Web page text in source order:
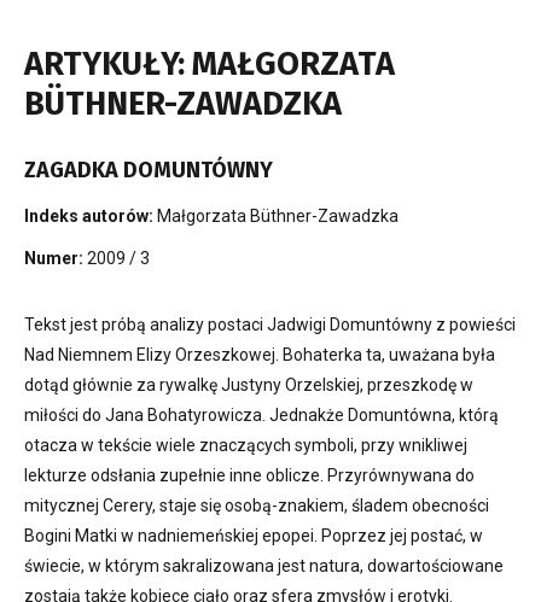
ARTYKUŁY: MAŁGORZATA
BÜTHNER-ZAWADZKA
ZAGADKA DOMUNTÓWNY
Indeks autorów: Małgorzata Büthner-Zawadzka
Numer: 2009 / 3
Tekst jest próbą analizy postaci Jadwigi Domuntówny z powieści
Nad Niemnem Elizy Orzeszkowej. Bohaterka ta, uważana była
dotąd głównie za rywalkę Justyny Orzelskiej, przeszkodę w
miłości do Jana Bohatyrowicza. Jednakże Domuntówna, którą
otacza w tekście wiele znaczących symboli, przy wnikliwej
lekturze odsłania zupełnie inne oblicze. Przyrównywana do
mitycznej Cerery, staje się osobą-znakiem, śladem obecności
Bogini Matki w nadniemeńskiej epopei. Poprzez jej postać, w
świecie, w którym sakralizowana jest natura, dowartościowane
zostają także kobiece ciało oraz sfera zmysłów i erotyki.